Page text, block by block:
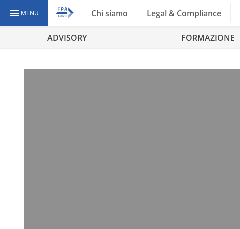
MENU Chi siamo Legal & Compliance
ADVISORY FORMAZIONE